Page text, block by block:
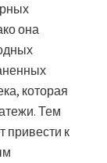
она
которая
Тем
привести к